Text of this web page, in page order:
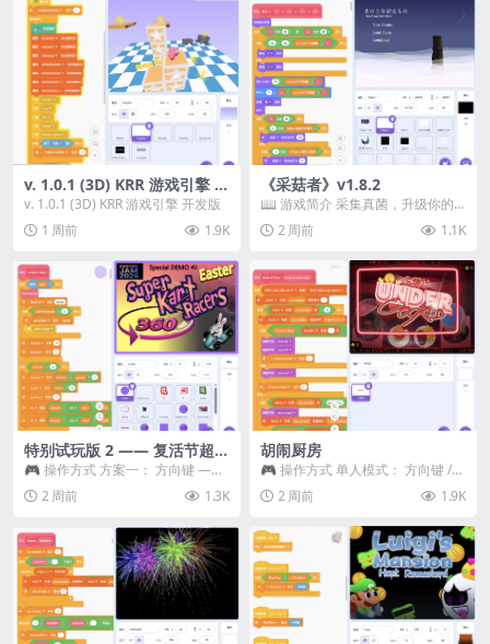
v. 1.0.1 (3D) KRR 游戏引擎 开
发版
v. 1.0.1 (3D) KRR 游戏引擎 开发版
1 周前
1.9K
《采菇者》v1.8.2
📖 游戏简介 采集真菌，升级你的
机体，并前往未知领域探索。 这是
一款静谧的探索冒...
2 周前 1.1K
特别试玩版 2 —— 复活节超级
卡丁车赛
🎮 操作方式 方案一： 方向键 ——
移动 Z —— 跳跃 / 漂移 方案二： ...
2 周前 1.3K
胡闹厨房
🎮 操作方式 单人模式： 方向键 /
WASD —— 移动 Z / K —— 抓...
2 周前 1.9K